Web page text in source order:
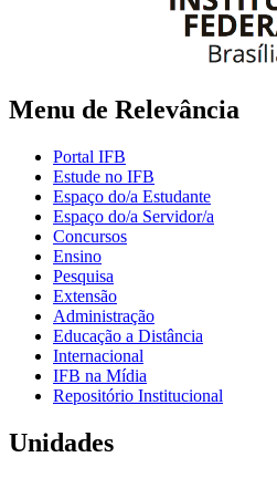
Menu de Relevância
Portal IFB
Estude no IFB
Espaço do/a Estudante
Espaço do/a Servidor/a
Concursos
Ensino
Pesquisa
Extensão
Administração
Educação a Distância
Internacional
IFB na Mídia
Repositório Institucional
Unidades